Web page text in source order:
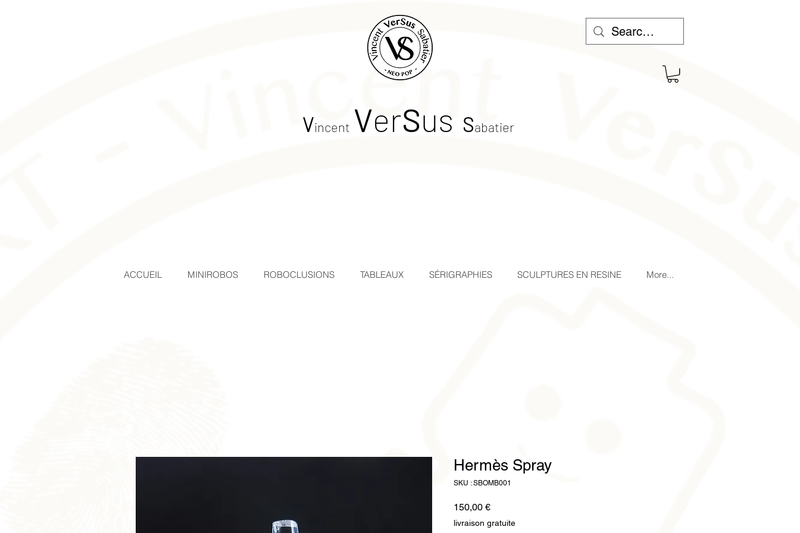
Vincent VerSus Sabatier
ACCUEIL MINIROBOS ROBOCLUSIONS TABLEAUX SÉRIGRAPHIES SCULPTURES EN RESINE More...
Hermès Spray
SKU : SBOMB001
150,00 €Prix
livraison gratuite